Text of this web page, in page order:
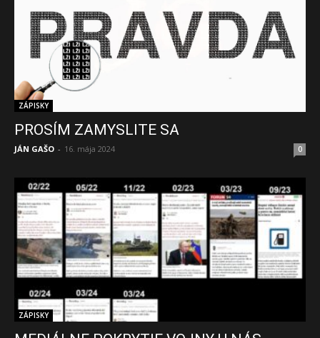
ZÁPISKY
PROSÍM ZAMYSLITE SA
JÁN GAŠO - 16. mája 2024 0
ZÁPISKY